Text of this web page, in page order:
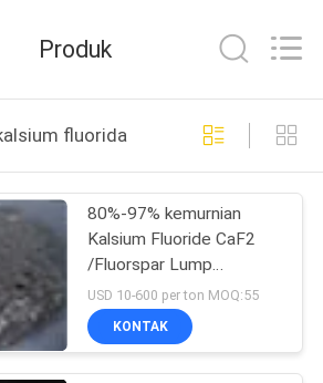
Cryolite
509
344
Produk
fluorida
80%-97% kemurnian
Kalsium Fluoride CaF2
/Fluorspar Lump
Fluorspar Fluorite
Penggunaan untuk
barang dekoratif
USD 10-600 per ton MOQ:55
KONTAK